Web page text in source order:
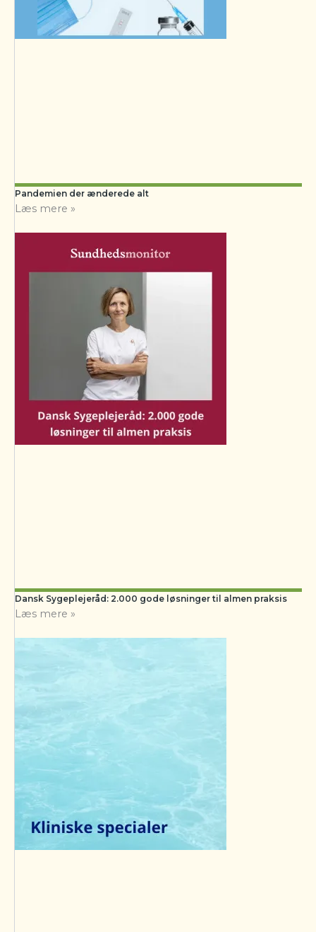
Pandemien der ænderede alt
Læs mere »
Dansk Sygeplejeråd: 2.000 gode løsninger til almen praksis
Læs mere »